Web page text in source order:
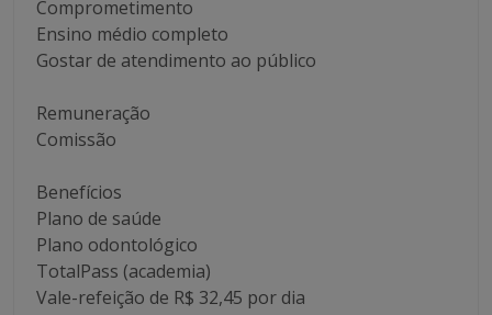
Comprometimento
Ensino médio completo
Gostar de atendimento ao público
Remuneração
Comissão
Benefícios
Plano de saúde
Plano odontológico
TotalPass (academia)
Vale-refeição de R$ 32,45 por dia